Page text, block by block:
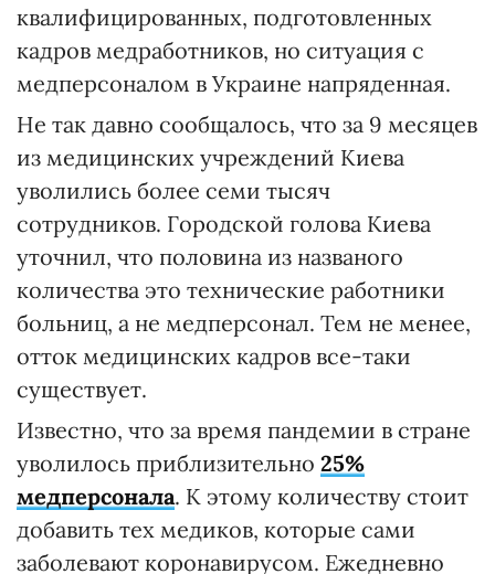
квалифицированных, подготовленных
кадров медработников, но ситуация с
медперсоналом в Украине напряденная.
Не так давно сообщалось, что за 9 месяцев
из медицинских учреждений Киева
уволились более семи тысяч
сотрудников. Городской голова Киева
уточнил, что половина из названого
количества это технические работники
больниц, а не медперсонал. Тем не менее,
отток медицинских кадров все-таки
существует.
Известно, что за время пандемии в стране
уволилось приблизительно 25%
медперсонала. К этому количеству стоит
добавить тех медиков, которые сами
заболевают коронавирусом. Ежедневно